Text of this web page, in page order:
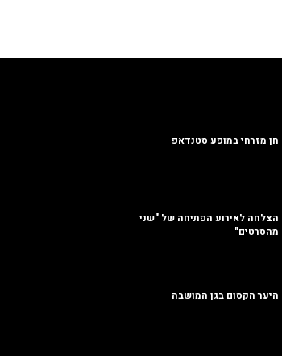
חן מזרחי במופע סטנדאפ
הצלחה לאירוע הפתיחה של "שני
מהסרטים"
היער הקסום בגן המושבה